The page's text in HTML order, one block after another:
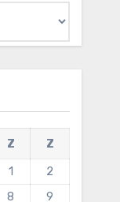
Z
Z
1
2
8
9